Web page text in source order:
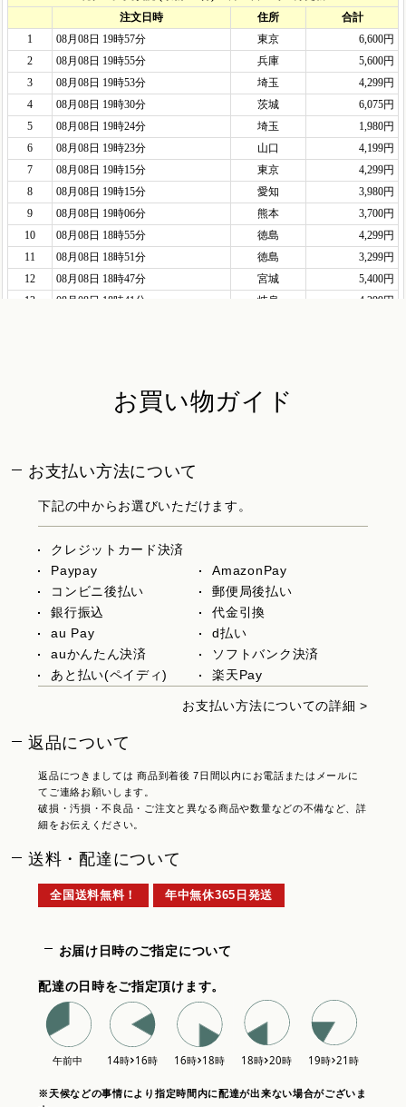
お買い物ガイド
お支払い方法について
下記の中からお選びいただけます。
クレジットカード決済
Paypay
AmazonPay
コンビニ後払い
郵便局後払い
銀行振込
代金引換
au Pay
d払い
auかんたん決済
ソフトバンク決済
あと払い(ペイディ)
楽天Pay
お支払い方法についての詳細 >
返品について
返品につきましては 商品到着後 7日間以内にお電話またはメールに
てご連絡お願いします。
破損・汚損・不良品・ご注文と異なる商品や数量などの不備など、詳
細をお伝えください。
送料・配達について
全国送料無料！ 年中無休365日発送
お届け日時のご指定について
配達の日時をご指定頂けます。
※天候などの事情により指定時間内に配達が出来ない場合がございま